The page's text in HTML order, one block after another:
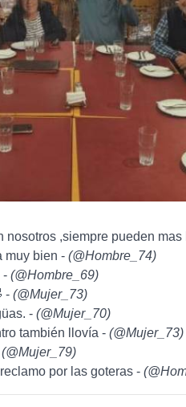
nosotros ,siempre pueden mas
muy bien - (@Hombre_74)
- (@Hombre_69)
- (@Mujer_73)
- (@Mujer_70)
también llovía - (@Mujer_73)
(@Mujer_79)
por las goteras - (